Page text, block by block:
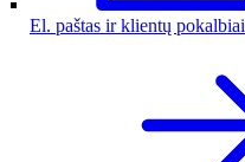
El. paštas ir klientų pokalbiai